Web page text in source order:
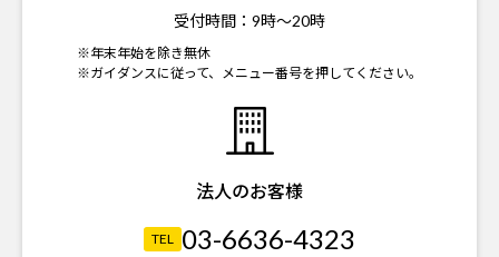
受付時間： 9時～20時
※年末年始を除き無休
※ガイダンスに従って、メニュー番号を押してください。
法人のお客様
TEL 03-6636-4323